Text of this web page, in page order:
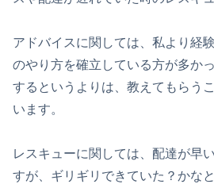
アドバイスに関しては、私より経
のやり方を確立している方が多か
するというよりは、教えてもらう
います。
レスキューに関しては、配達が早
すが、ギリギリできていた？かな